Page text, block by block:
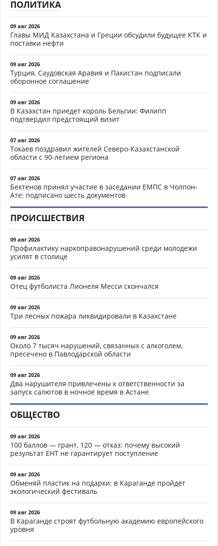
ПОЛИТИКА
09 авг 2026
Главы МИД Казахстана и Греции обсудили будущее КТК и
поставки нефти
09 авг 2026
Турция, Саудовская Аравия и Пакистан подписали
оборонное соглашение
09 авг 2026
В Казахстан приедет король Бельгии: Филипп
подтвердил предстоящий визит
07 авг 2026
Токаев поздравил жителей Северо-Казахстанской
области с 90-летием региона
07 авг 2026
Бектенов принял участие в заседании ЕМПС в Чолпон-
Ате: подписано шесть документов
ПРОИСШЕСТВИЯ
09 авг 2026
Профилактику наркоправонарушений среди молодежи
усилят в столице
09 авг 2026
Отец футболиста Лионеля Месси скончался
09 авг 2026
Три лесных пожара ликвидировали в Казахстане
09 авг 2026
Около 7 тысяч нарушений, связанных с алкоголем,
пресечено в Павлодарской области
09 авг 2026
Два нарушителя привлечены к ответственности за
запуск салютов в ночное время в Астане
ОБЩЕСТВО
09 авг 2026
100 баллов — грант, 120 — отказ: почему высокий
результат ЕНТ не гарантирует поступление
09 авг 2026
Обменяй пластик на подарки: в Караганде пройдёт
экологический фестиваль
09 авг 2026
В Караганде строят футбольную академию европейского
уровня